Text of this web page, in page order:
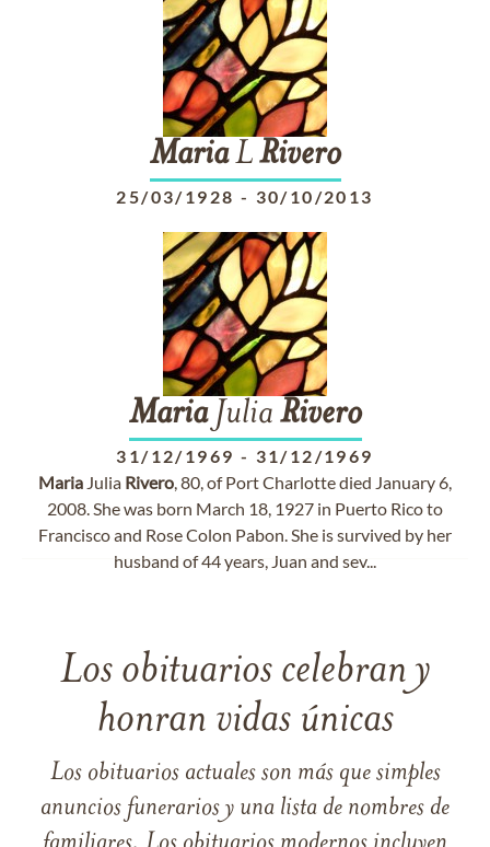
MariaLRivero
25/03/1928 - 30/10/2013
MariaJulia Rivero
31/12/1969 - 31/12/1969
Maria Julia Rivero, 80, of Port Charlotte died January 6,
2008. She was born March 18, 1927 in Puerto Rico to
Francisco and Rose Colon Pabon. She is survived by her
husband of 44 years, Juan and sev...
Los obituarios celebran y
honran vidas únicas
Los obituarios actuales son más que simples
anuncios funerarios y una lista de nombres de